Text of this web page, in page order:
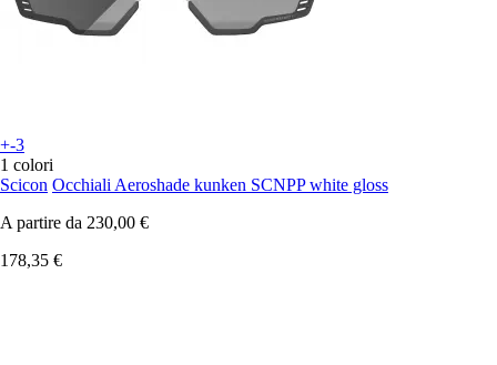
+-3
1 colori
Scicon Occhiali Aeroshade kunken SCNPP white gloss
A partire da 230,00 €
178,35 €